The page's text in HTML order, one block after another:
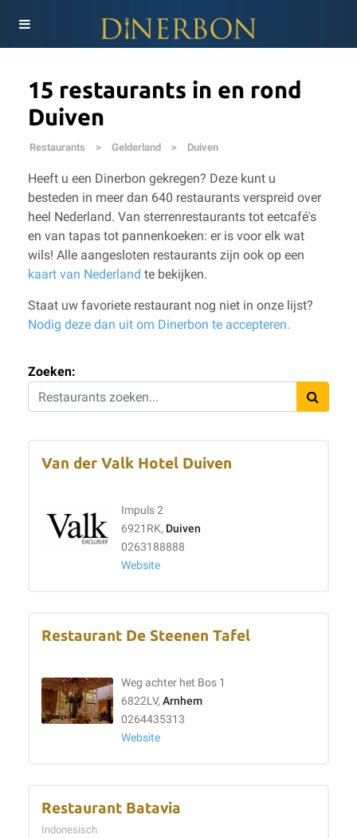
15 restaurants in en rond
Duiven
Restaurants > Gelderland > Duiven
Heeft u een Dinerbon gekregen? Deze kunt u
besteden in meer dan 640 restaurants verspreid over
heel Nederland. Van sterrenrestaurants tot eetcafé's
en van tapas tot pannenkoeken: er is voor elk wat
wils! Alle aangesloten restaurants zijn ook op een
kaart van Nederland te bekijken.
Staat uw favoriete restaurant nog niet in onze lijst?
Nodig deze dan uit om Dinerbon te accepteren.
Zoeken:
Van der Valk Hotel Duiven
Impuls 2
6921RK, Duiven
0263188888
Website
Restaurant De Steenen Tafel
Weg achter het Bos 1
6822LV, Arnhem
0264435313
Website
Restaurant Batavia
Indonesisch